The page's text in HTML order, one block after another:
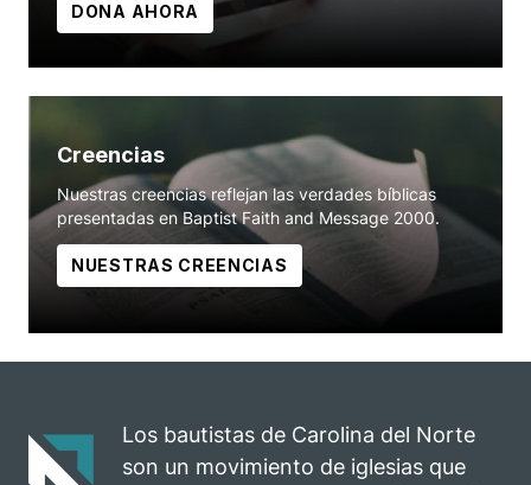
DONA AHORA
Creencias
Nuestras creencias reflejan las verdades bíblicas
presentadas en Baptist Faith and Message 2000.
NUESTRAS CREENCIAS
Los bautistas de Carolina del Norte
son un movimiento de iglesias que